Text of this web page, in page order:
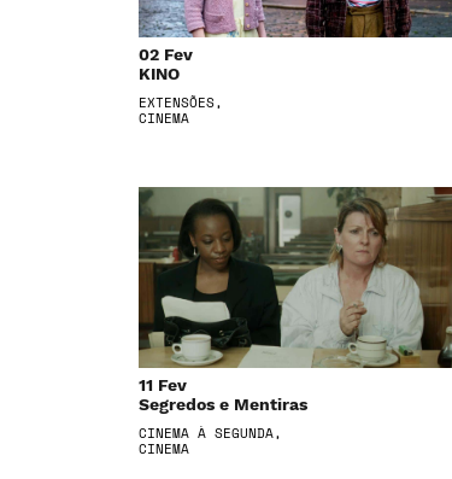
02 Fev
KINO
EXTENSÕES,
CINEMA
11 Fev
Segredos e Mentiras
CINEMA À SEGUNDA,
CINEMA